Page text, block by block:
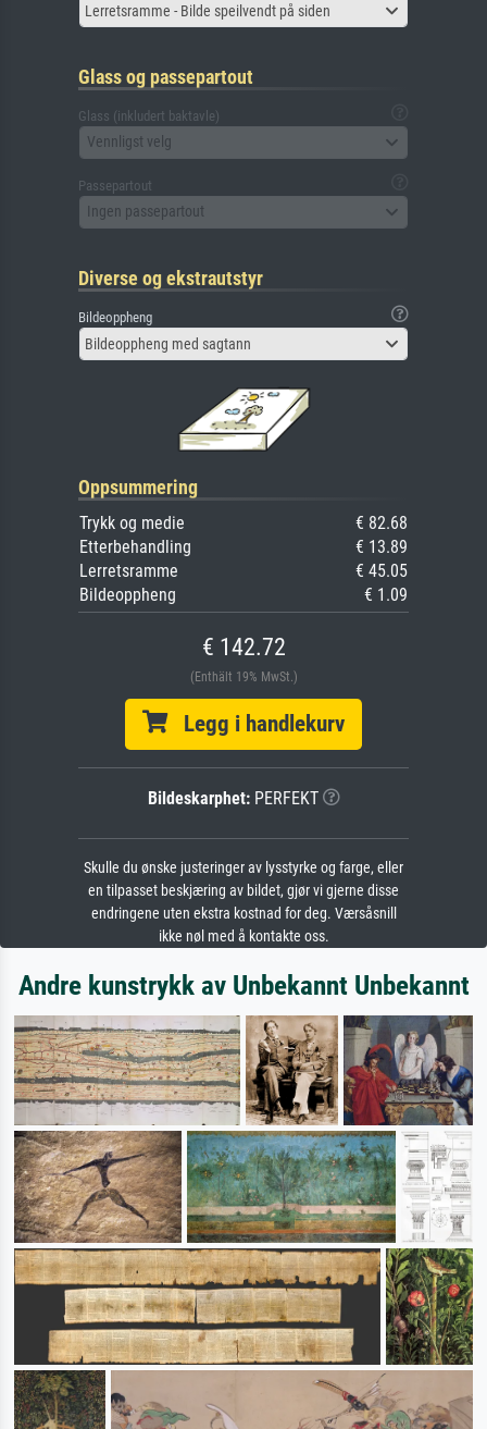
Lerretsramme - Bilde speilvendt på siden
Glass og passepartout
Glass (inkludert baktavle)
Vennligst velg
Passepartout
Ingen passepartout
Diverse og ekstrautstyr
Bildeoppheng
Bildeoppheng med sagtann
Oppsummering
Trykk og medie
€ 82.68
Etterbehandling
€ 13.89
Lerretsramme
€ 45.05
Bildeoppheng
€ 1.09
€ 142.72
(Enthält 19% MwSt.)
Legg i handlekurv
Bildeskarphet:PERFEKT
Skulle du ønske justeringer av lysstyrke og farge, eller
en tilpasset beskjæring av bildet, gjør vi gjerne disse
endringene uten ekstra kostnad for deg. Værsåsnill
ikke nøl med å kontakte oss.
Andre kunstrykk av Unbekannt Unbekannt